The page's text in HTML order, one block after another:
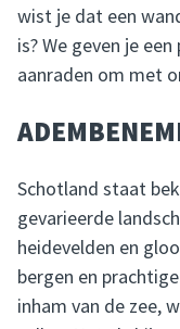
wist je dat een
is? We geven je
aanraden om met
Schotland staat
gevarieerde
heidevelden en
bergen en
inham van de zee,